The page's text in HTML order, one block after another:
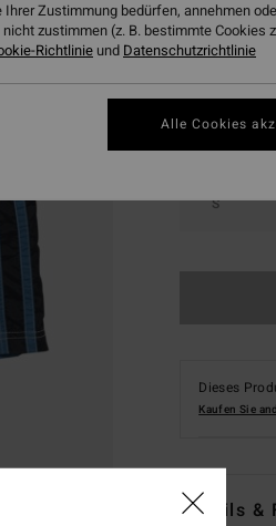
FarbeDeep
S
Dieses
Kaufen Sie
Details &
Zustimmung bedürfen, annehmen
zustimmen (z. B. bestimmte Cookies
Richtlinie und Datenschutzrichtlinie
Alle Cookies